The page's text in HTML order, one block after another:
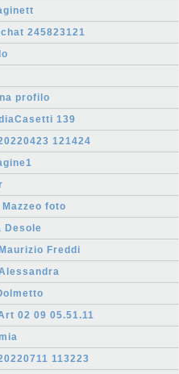
245823121
profilo
139
20220423 121424
foto
Desole
Freddi
02 09 05.51.11
20220711 113223